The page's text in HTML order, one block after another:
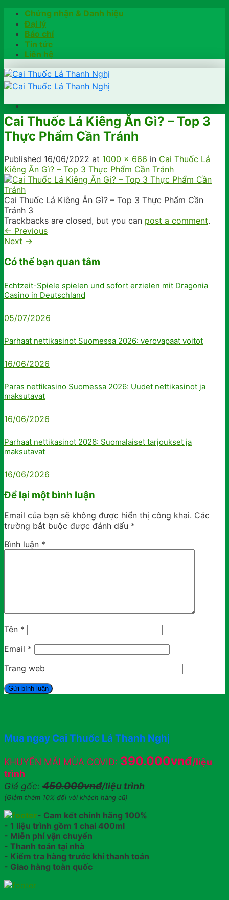
Skip
content
Chứng nhận & Danh hiệu
Đại lý
Báo chí
Tin tức
Liên hệ
Trang chủ
Hướng dẫn
Khách hàng chia sẻ
Kiểm tra chính hãng
Đặt hàng
Hotline: 0902791922
Cai Thuốc Lá Kiêng Ăn Gì? – Top 3
Thực Phẩm Cần Tránh
Published 16/06/2022 at 1000 × 666 in Cai Thuốc Lá
Kiêng Ăn Gì? – Top 3 Thực Phẩm Cần Tránh
Cai Thuốc Lá Kiêng Ăn Gì? – Top 3 Thực Phẩm Cần
Tránh 3
Trackbacks are closed, but you can post a comment.
← Previous
Next →
Có thể bạn quan tâm
Echtzeit-Spiele spielen und sofort erzielen mit Dragonia
Casino in Deutschland
05/07/2026
Parhaat nettikasinot Suomessa 2026: verovapaat voitot
16/06/2026
Paras nettikasino Suomessa 2026: Uudet nettikasinot ja
maksutavat
16/06/2026
Parhaat nettikasinot 2026: Suomalaiset tarjoukset ja
maksutavat
16/06/2026
Để lại một bình luận
Email của bạn sẽ không được hiển thị công khai. Các
trường bắt buộc được đánh dấu *
Bình luận *
Tên *
Email *
Trang web
Mua ngay Cai Thuốc Lá Thanh Nghị
KHUYẾN MÃI MÙA COVID: 390.000vnđ/liệu
trình
Giá gốc: 450.000vnđ/liệu trình
(Giảm thêm 10% đối với khách hàng cũ)
- Cam kết chính hãng 100%
- 1 liệu trình gồm 1 chai 400ml
- Miễn phí vận chuyển
- Thanh toán tại nhà
- Kiểm tra hàng trước khi thanh toán
- Giao hàng toàn quốc